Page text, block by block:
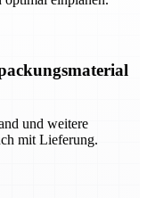
und weitere
mit Lieferung.